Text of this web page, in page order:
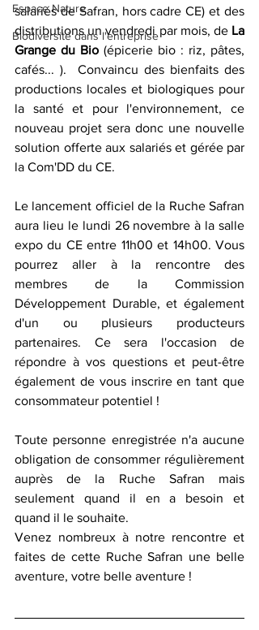
Espace Nature
Biodiversité dans l'entreprise
salariés de Safran, hors cadre CE) et des
distributions un vendredi par mois, de La
Grange du Bio (épicerie bio : riz, pâtes,
cafés... ).  Convaincu des bienfaits des
productions locales et biologiques pour
la santé et pour l'environnement, ce
nouveau projet sera donc une nouvelle
solution offerte aux salariés et gérée par
la Com'DD du CE.
Le lancement officiel de la Ruche Safran
aura lieu le lundi 26 novembre à la salle
expo du CE entre 11h00 et 14h00. Vous
pourrez aller à la rencontre des
membres de la Commission
Développement Durable, et également
d'un ou plusieurs producteurs
partenaires. Ce sera l'occasion de
répondre à vos questions et peut-être
également de vous inscrire en tant que
consommateur potentiel !
Toute personne enregistrée n'a aucune
obligation de consommer régulièrement
auprès de la Ruche Safran mais
seulement quand il en a besoin et
quand il le souhaite.
Venez nombreux à notre rencontre et
faites de cette Ruche Safran une belle
aventure, votre belle aventure !